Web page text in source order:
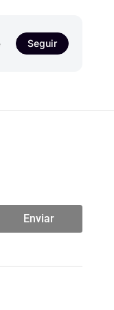
Seguir
Enviar